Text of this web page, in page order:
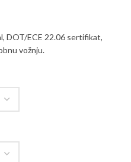
DOT/ECE 22.06 sertifikat,
vožnju.